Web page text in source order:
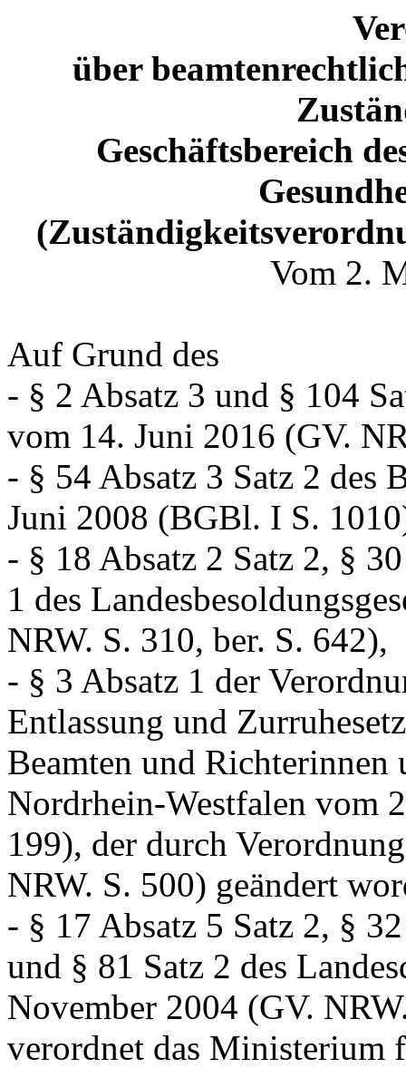
über
Geschäftsbereich
Vom 2.
Auf Grund des
- § 2 Absatz 3 und § 104
vom 14. Juni 2016 (GV.
- § 54 Absatz 3 Satz 2 des
Juni 2008 (BGBl. I S.
- § 18 Absatz 2 Satz 2, §
1 des
NRW. S. 310, ber. S. 642),
- § 3 Absatz 1 der
Entlassung und
Beamten und Richterinnen
Nordrhein-Westfalen vom
199), der durch
NRW. S. 500) geändert
- § 17 Absatz 5 Satz 2, §
und § 81 Satz 2 des
November 2004 (GV.
verordnet das Ministerium